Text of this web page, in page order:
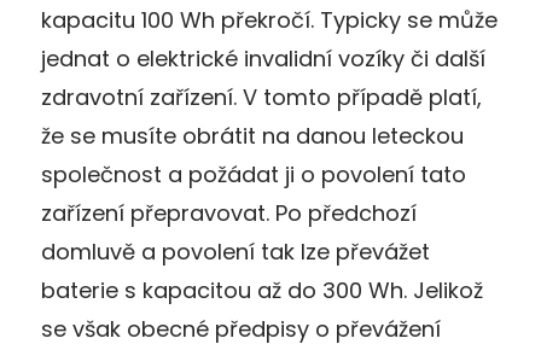
kapacitu 100 Wh překročí. Typicky se může
jednat o elektrické invalidní vozíky či další
zdravotní zařízení. V tomto případě platí,
že se musíte obrátit na danou leteckou
společnost a požádat ji o povolení tato
zařízení přepravovat. Po předchozí
domluvě a povolení tak lze převážet
baterie s kapacitou až do 300 Wh. Jelikož
se však obecné předpisy o převážení